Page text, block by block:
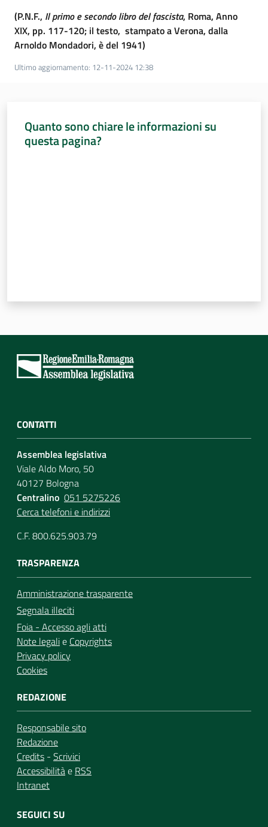
(P.N.F., Il primo e secondo libro del fascista, Roma, Anno
XIX, pp. 117-120; il testo, stampato a Verona, dalla
Arnoldo Mondadori, è del 1941)
Ultimo aggiornamento: 12-11-2024 12:38
Quanto sono chiare le informazioni su
questa pagina?
CONTATTI
Assemblea legislativa
Viale Aldo Moro, 50
40127 Bologna
Centralino 051 5275226
Cerca telefoni e indirizzi
C.F. 800.625.903.79
TRASPARENZA
Amministrazione trasparente
Segnala illeciti
Foia - Accesso agli atti
Note legalie Copyrights
Privacy policy
Cookies
REDAZIONE
Responsabile sito
Redazione
Credits - Scrivici
Accessibilitàe RSS
Intranet
SEGUICI SU